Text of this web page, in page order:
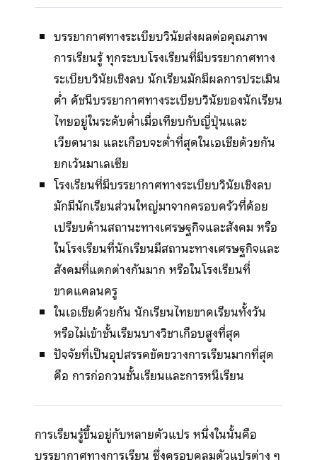
บรรยากาศทางระเบียบวินัยส่งผลต่อคุณภาพ
การเรียนรู้ ทุกระบบโรงเรียนที่มีบรรยากาศทาง
ระเบียบวินัยเชิงลบ นักเรียนมักมีผลการประเมิน
ต่ำ ดัชนีบรรยากาศทางระเบียบวินัยของนักเรียน
ไทยอยู่ในระดับต่ำเมื่อเทียบกับญี่ปุ่นและ
เวียดนาม และเกือบจะต่ำที่สุดในเอเชียด้วยกัน
ยกเว้นมาเลเซีย
โรงเรียนที่มีบรรยากาศทางระเบียบวินัยเชิงลบ
มักมีนักเรียนส่วนใหญ่มาจากครอบครัวที่ด้อย
เปรียบด้านสถานะทางเศรษฐกิจและสังคม หรือ
ในโรงเรียนที่นักเรียนมีสถานะทางเศรษฐกิจและ
สังคมที่แตกต่างกันมาก หรือในโรงเรียนที่
ขาดแคลนครู
ในเอเชียด้วยกัน นักเรียนไทยขาดเรียนทั้งวัน
หรือไม่เข้าชั้นเรียนบางวิชาเกือบสูงที่สุด
ปัจจัยที่เป็นอุปสรรคขัดขวางการเรียนมากที่สุด
คือ การก่อกวนชั้นเรียนและการหนีเรียน
การเรียนรู้ขึ้นอยู่กับหลายตัวแปร หนึ่งในนั้นคือ
บรรยากาศทางการเรียน ซึ่งครอบคลุมตัวแปรต่าง ๆ